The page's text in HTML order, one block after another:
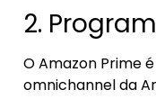
2.
O Amazon Prime
omnichannel da